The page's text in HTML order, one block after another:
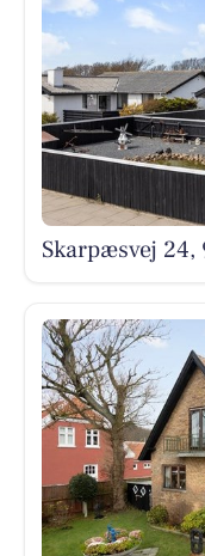
Skarpæsvej 24,